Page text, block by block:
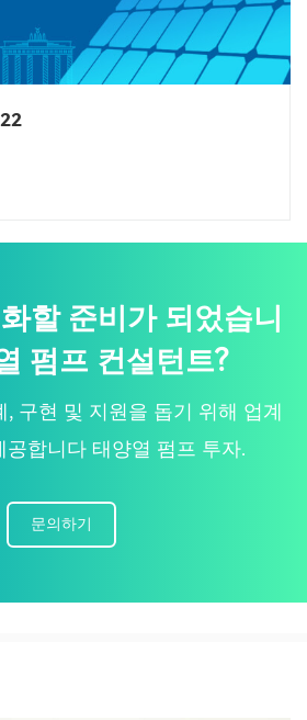
할 준비가 되었습니
펌프 컨설턴트?
, 구현 및 지원을 돕기 위해 업계
공합니다 태양열 펌프 투자.
문의하기